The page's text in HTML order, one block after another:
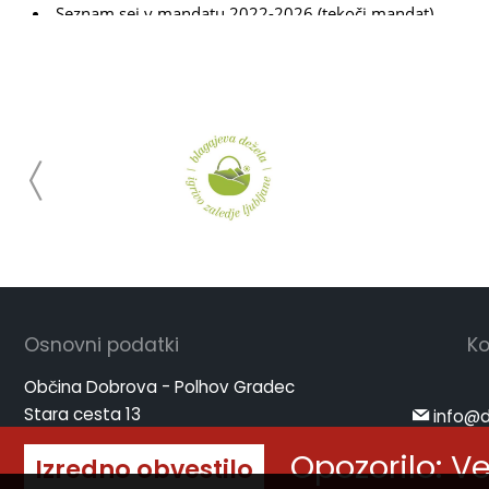
Izredno obvestilo Opozorilo:
Osnovni podatki
Občina Dobrova - Polhov Gradec
Stara cesta 13
1356 Dobrova